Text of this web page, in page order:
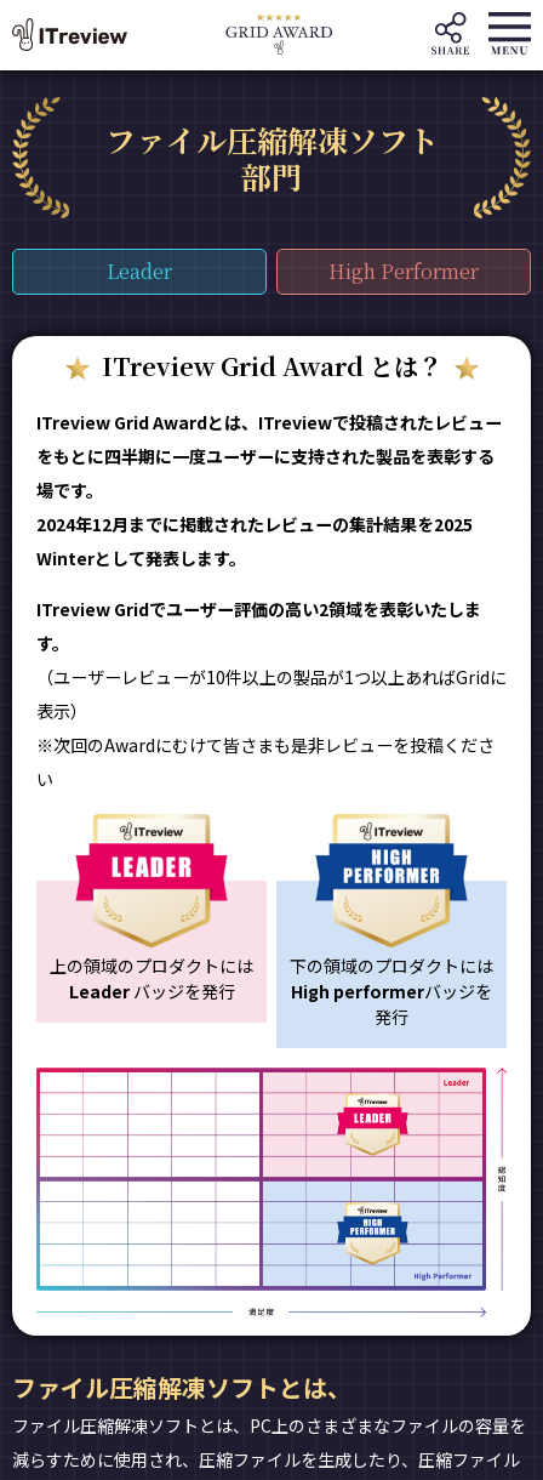
ファイル圧縮解凍ソフト
部門
Leader High Performer
ITreview Grid Award とは？
ITreview Grid Awardとは、ITreviewで投稿されたレビュー
をもとに四半期に一度ユーザーに支持された製品を表彰する
場です。
2024年12月までに掲載されたレビューの集計結果を2025
Winterとして発表します。
ITreview Gridでユーザー評価の高い2領域を表彰いたしま
す。
（ユーザーレビューが10件以上の製品が1つ以上あればGridに
表示）
※次回のAwardにむけて皆さまも是非レビューを投稿くださ
い
上の領域のプロダクトには
Leaderバッジを発行
下の領域のプロダクトには
High performerバッジを
発行
ファイル圧縮解凍ソフトとは、
ファイル圧縮解凍ソフトとは、PC上のさまざまなファイルの容量を
減らすために使用され、圧縮ファイルを生成したり、圧縮ファイル